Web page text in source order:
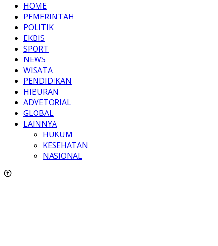
HOME
PEMERINTAH
POLITIK
EKBIS
SPORT
NEWS
WISATA
PENDIDIKAN
HIBURAN
ADVETORIAL
GLOBAL
LAINNYA
HUKUM
KESEHATAN
NASIONAL